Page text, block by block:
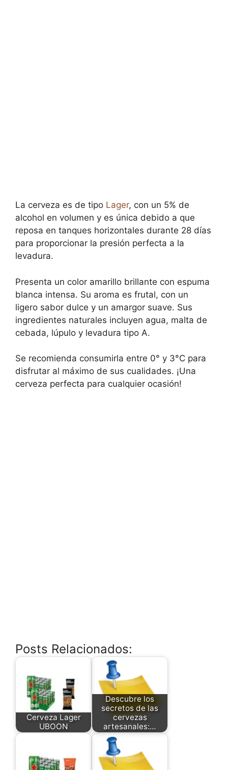
La cerveza es de tipo Lager, con un 5% de
alcohol en volumen y es única debido a que
reposa en tanques horizontales durante 28 días
para proporcionar la presión perfecta a la
levadura.
Presenta un color amarillo brillante con espuma
blanca intensa. Su aroma es frutal, con un
ligero sabor dulce y un amargor suave. Sus
ingredientes naturales incluyen agua, malta de
cebada, lúpulo y levadura tipo A.
Se recomienda consumirla entre 0° y 3°C para
disfrutar al máximo de sus cualidades. ¡Una
cerveza perfecta para cualquier ocasión!
Posts Relacionados:
Cerveza Lager
UBOON
Descubre los
secretos de las
cervezas
artesanales:…